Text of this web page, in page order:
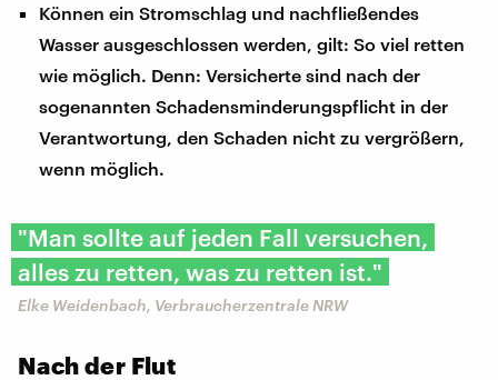
Können ein Stromschlag und nachfließendes
Wasser ausgeschlossen werden, gilt: So viel retten
wie möglich. Denn: Versicherte sind nach der
sogenannten Schadensminderungspflicht in der
Verantwortung, den Schaden nicht zu vergrößern,
wenn möglich.
"Man sollte auf jeden Fall versuchen,
alles zu retten, was zu retten ist."
Elke Weidenbach, Verbraucherzentrale NRW
Nach der Flut